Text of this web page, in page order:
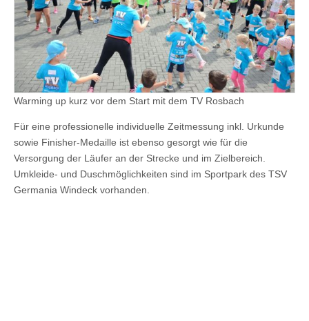
Warming up kurz vor dem Start mit dem TV Rosbach
Für eine professionelle individuelle Zeitmessung inkl. Urkunde
sowie Finisher-Medaille ist ebenso gesorgt wie für die
Versorgung der Läufer an der Strecke und im Zielbereich.
Umkleide- und Duschmöglichkeiten sind im Sportpark des TSV
Germania Windeck vorhanden.